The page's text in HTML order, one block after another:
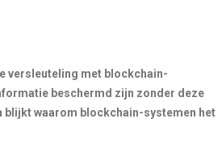
versleuteling met blockchain-
beschermd zijn zonder deze
blijkt waarom blockchain-systemen het